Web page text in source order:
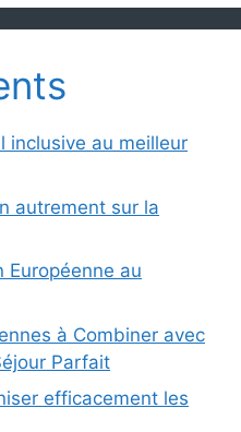
inclusive au meilleur
autrement sur la
Européenne au
à Combiner avec
Parfait
efficacement les